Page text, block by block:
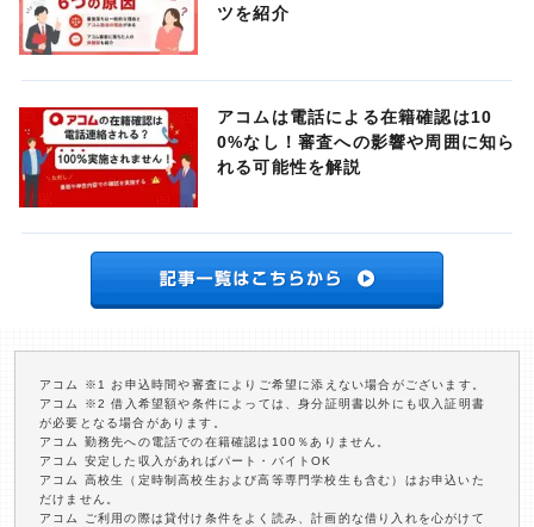
ツを紹介
アコムは電話による在籍確認は10
0%なし！審査への影響や周囲に知ら
れる可能性を解説
アコム ※1 お申込時間や審査によりご希望に添えない場合がございます。
アコム ※2 借入希望額や条件によっては、身分証明書以外にも収入証明書
が必要となる場合があります。
アコム 勤務先への電話での在籍確認は100％ありません。
アコム 安定した収入があればパート・バイトOK
アコム 高校生（定時制高校生および高等専門学校生も含む）はお申込いた
だけません。
アコム ご利用の際は貸付け条件をよく読み、計画的な借り入れを心がけて